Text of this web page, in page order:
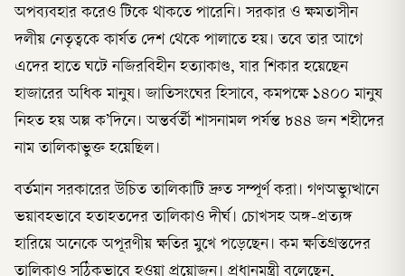
অপব্যবহার করেও টিকে থাকতে পারেনি। সরকার ও ক্ষমতাসীন
দলীয় নেতৃত্বকে কার্যত দেশ থেকে পালাতে হয়। তবে তার আগে
এদের হাতে ঘটে নজিরবিহীন হত্যাকাণ্ড, যার শিকার হয়েছেন
হাজারের অধিক মানুষ। জাতিসংঘের হিসাবে, কমপক্ষে ১৪০০ মানুষ
নিহত হয় অল্প ক’দিনে। অন্তর্বর্তী শাসনামল পর্যন্ত ৮৪৪ জন শহীদের
নাম তালিকাভুক্ত হয়েছিল।
বর্তমান সরকারের উচিত তালিকাটি দ্রুত সম্পূর্ণ করা। গণঅভ্যুত্থানে
ভয়াবহভাবে হতাহতদের তালিকাও দীর্ঘ। চোখসহ অঙ্গ-প্রত্যঙ্গ
হারিয়ে অনেকে অপূরণীয় ক্ষতির মুখে পড়েছেন। কম ক্ষতিগ্রস্তদের
তালিকাও সঠিকভাবে হওয়া প্রয়োজন। প্রধানমন্ত্রী বলেছেন,